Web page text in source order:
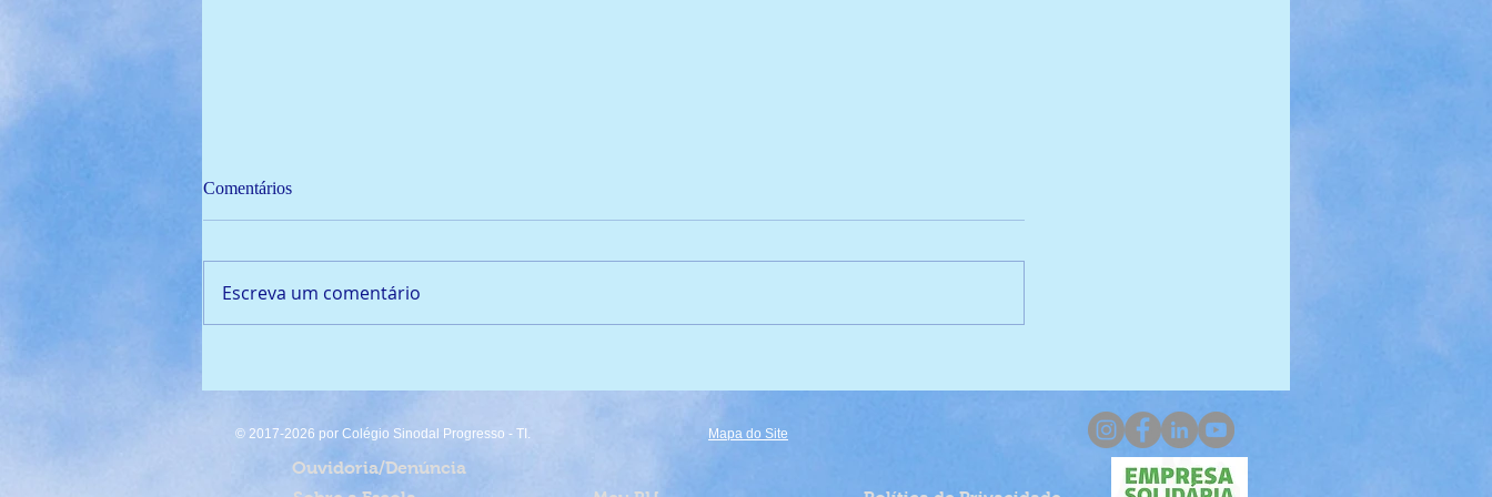
Vice Campeãs de Vôlei! 🏐
Comentários
Escreva um comentário
© 2017-2026 por Colégio Sinodal Progresso - TI. Mapa do Site
Ouvidoria/Denúncia